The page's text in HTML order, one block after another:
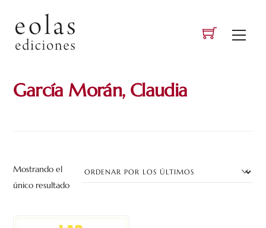
content
García Morán, Claudia
Mostrando el
único resultado